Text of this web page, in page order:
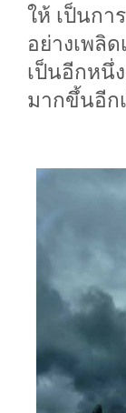
ให้ เป็นกา
อย่างเพลิ
เป็นอีกหนึ่
มากขึ้นอีก